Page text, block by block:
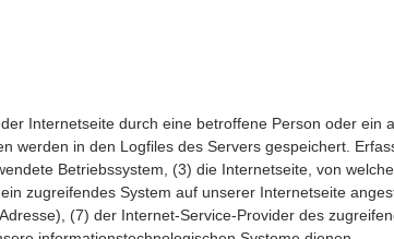
Internetseite durch eine betroffene Person oder ein
werden in den Logfiles des Servers gespeichert.
Betriebssystem, (3) die Internetseite, von
zugreifendes System auf unserer Internetseite
(7) der Internet-Service-Provider des